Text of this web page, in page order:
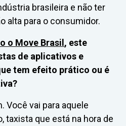
brasileira e não ter
alta para o consumidor.
o Move Brasil , este
de aplicativos e
tem efeito prático ou é
Você vai para aquele
taxista que está na hora de